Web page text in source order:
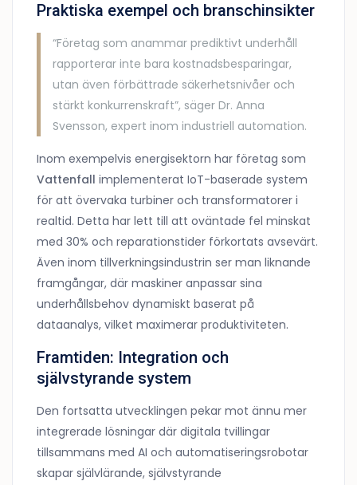
Praktiska exempel och branschinsikter
“Företag som anammar prediktivt underhåll
rapporterar inte bara kostnadsbesparingar,
utan även förbättrade säkerhetsnivåer och
stärkt konkurrenskraft”, säger Dr. Anna
Svensson, expert inom industriell automation.
Inom exempelvis energisektorn har företag som
Vattenfall implementerat IoT-baserade system
för att övervaka turbiner och transformatorer i
realtid. Detta har lett till att oväntade fel minskat
med 30% och reparationstider förkortats avsevärt.
Även inom tillverkningsindustrin ser man liknande
framgångar, där maskiner anpassar sina
underhållsbehov dynamiskt baserat på
dataanalys, vilket maximerar produktiviteten.
Framtiden: Integration och
självstyrande system
Den fortsatta utvecklingen pekar mot ännu mer
integrerade lösningar där digitala tvillingar
tillsammans med AI och automatiseringsrobotar
skapar självlärande, självstyrande